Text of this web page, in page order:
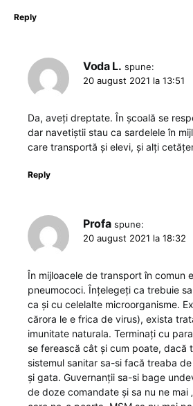
Reply
Voda L. spune:
20 august 2021 la 13:51
Da, aveți dreptate. În școală se
dar navetiștii stau ca sardelele în
care transportă și elevi, și alți
Reply
Profa spune:
20 august 2021 la 18:32
În mijloacele de transport în comun
pneumococi. Înțelegeți ca trebuie
ca și cu celelalte microorganisme.
cărora le e frica de virus), exista
imunitate naturala. Terminați cu
se ferească cât și cum poate, dacă
sistemul sanitar sa-si facă treaba
și gata. Guvernanții sa-si bage
de doze comandate și sa nu ne mai